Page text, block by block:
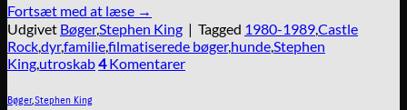
Fortsæt med at læse →
Udgivet Bøger,Stephen King | Tagged 1980-1989,Castle
Rock,dyr,familie,filmatiserede bøger,hunde,Stephen
King,utroskab4Komentarer
Bøger,Stephen King